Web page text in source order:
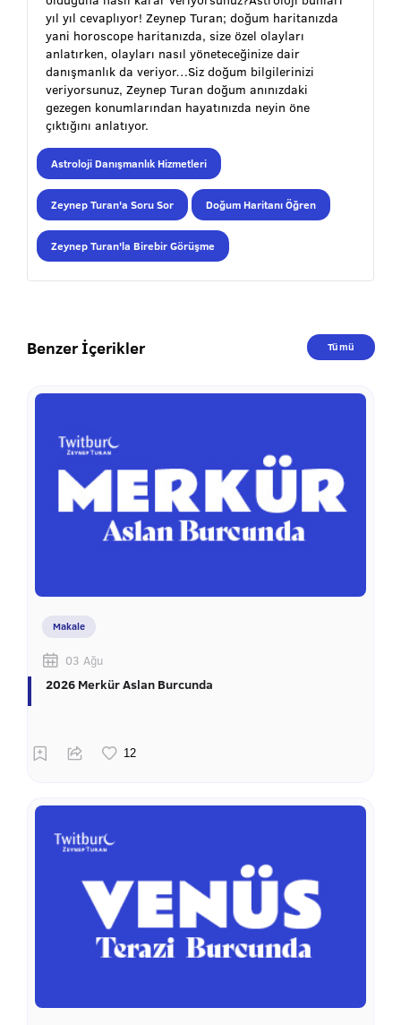
yıl yıl cevaplıyor! Zeynep Turan; doğum haritanızda
yani horoscope haritanızda, size özel olayları
anlatırken, olayları nasıl yöneteceğinize dair
danışmanlık da veriyor…Siz doğum bilgilerinizi
veriyorsunuz, Zeynep Turan doğum anınızdaki
gezegen konumlarından hayatınızda neyin öne
çıktığını anlatıyor.
Astroloji Danışmanlık Hizmetleri
Zeynep Turan'a Soru Sor Doğum Haritanı Öğren
Zeynep Turan'la Birebir Görüşme
Benzer İçerikler Tümü
Makale
03 Ağu
2026 Merkür Aslan Burcunda